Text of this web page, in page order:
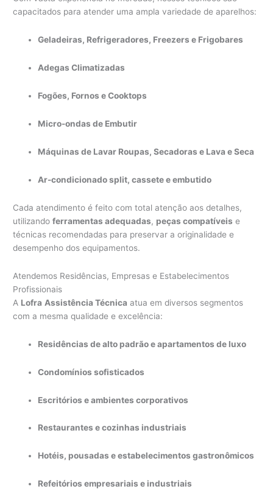
capacitados para atender uma ampla variedade de aparelhos:
Geladeiras, Refrigeradores, Freezers e Frigobares
Adegas Climatizadas
Fogões, Fornos e Cooktops
Micro-ondas de Embutir
Máquinas de Lavar Roupas, Secadoras e Lava e Seca
Ar-condicionado split, cassete e embutido
Cada atendimento é feito com total atenção aos detalhes,
utilizandoferramentas adequadas, peças compatíveis e
técnicas recomendadas para preservar a originalidade e
desempenho dos equipamentos.
Atendemos Residências, Empresas e Estabelecimentos
Profissionais
A Lofra Assistência Técnica atua em diversos segmentos
com a mesma qualidade e excelência:
Residências de alto padrão e apartamentos de luxo
Condomínios sofisticados
Escritórios e ambientes corporativos
Restaurantes e cozinhas industriais
Hotéis, pousadas e estabelecimentos gastronômicos
Refeitórios empresariais e industriais